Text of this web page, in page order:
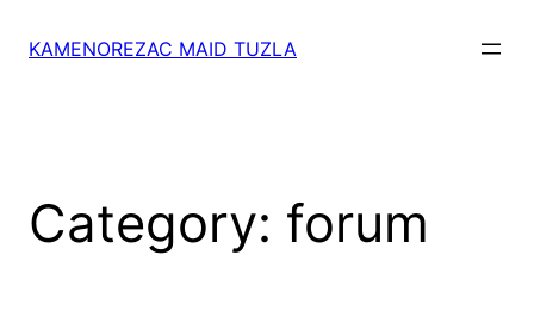
KAMENOREZAC MAID TUZLA
Category: forum